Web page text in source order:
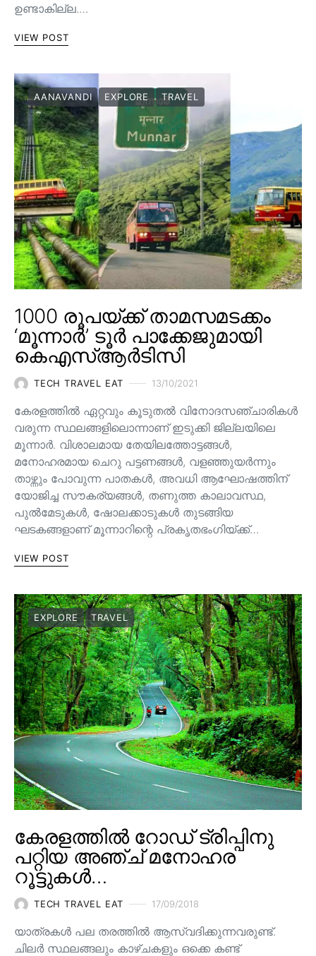
ഉണ്ടാകില്ല.…
VIEW POST
AANAVANDI EXPLORE TRAVEL
1000 രൂപയ്ക്ക് താമസമടക്കം
‘മൂന്നാർ’ ടൂർ പാക്കേജുമായി
കെഎസ്ആർടിസി
TECH TRAVEL EAT 13/10/2021
കേരളത്തിൽ ഏറ്റവും കൂടുതൽ വിനോദസഞ്ചാരികൾ
വരുന്ന സ്ഥലങ്ങളിലൊന്നാണ് ഇടുക്കി ജില്ലയിലെ
മൂന്നാർ. വിശാലമായ തേയിലത്തോട്ടങ്ങള്‍,
മനോഹരമായ ചെറു പട്ടണങ്ങള്‍, വളഞ്ഞുയര്‍ന്നും
താഴ്ന്നും പോവുന്ന പാതകള്‍, അവധി ആഘോഷത്തിന്
യോജിച്ച സൗകര്യങ്ങള്‍, തണുത്ത കാലാവസ്ഥ,
പുൽമേടുകൾ, ഷോലക്കാടുകൾ തുടങ്ങിയ
ഘടകങ്ങളാണ് മൂന്നാറിന്റെ പ്രകൃതഭംഗിയ്ക്ക്…
VIEW POST
EXPLORE TRAVEL
കേരളത്തിൽ റോഡ് ട്രിപ്പിനു
പറ്റിയ അഞ്ച് മനോഹര
റൂട്ടുകൾ…
TECH TRAVEL EAT 17/09/2018
യാത്രകൾ പല തരത്തിൽ ആസ്വദിക്കുന്നവരുണ്ട്.
ചിലർ സ്ഥലങ്ങലും കാഴ്ചകളും ഒക്കെ കണ്ട്